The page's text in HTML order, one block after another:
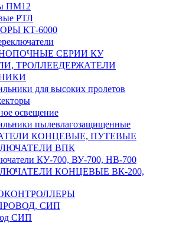
ПМ12
РТЛ
КТ-6000
СЕРИИ КУ
ТРОЛЛЕЕДЕРЖАТЕЛИ
для высоких пролетов
освещение
пылевлагозащищенные
КОНЦЕВЫЕ, ПУТЕВЫЕ
ВПК
КУ-700, ВУ-700, НВ-700
КОНЦЕВЫЕ ВК-200,
СИП
СИП